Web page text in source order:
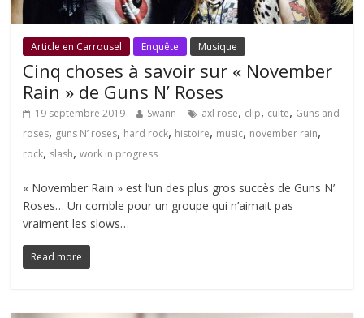
Article en Carrousel Enquête Musique
Cinq choses à savoir sur « November
Rain » de Guns N’ Roses
19 septembre 2019 Swann axl rose, clip, culte, Guns and
roses, guns N’ roses, hard rock, histoire, music, november rain,
rock, slash,work in progress
« November Rain » est l’un des plus gros succès de Guns N’
Roses… Un comble pour un groupe qui n’aimait pas
vraiment les slows…
Read more